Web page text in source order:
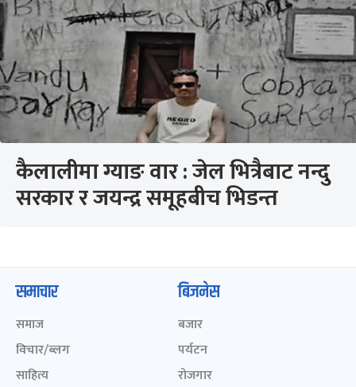
कैलालीमा ग्याङ वार : जेल भित्रैबाट नन्दु
सरकार र जयन्द्र समूहबीच भिडन्त
समाचार
समाज
विचार/ब्लग
साहित्य
बिजनेस
बजार
पर्यटन
रोजगार